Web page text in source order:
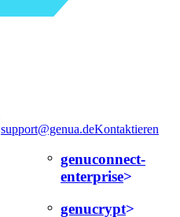
support@genua.deKontaktieren
genuconnect-
enterprise
genucrypt